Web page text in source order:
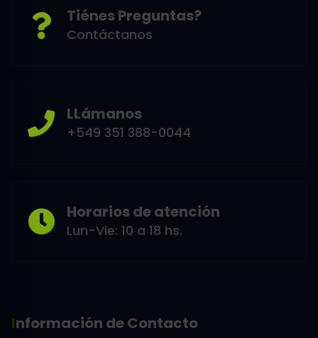
Tiénes Preguntas?
Contáctanos
LLámanos
+549 351 388-0044
Horarios de atención
Lun-Vie: 10 a 18 hs.
Información de Contacto